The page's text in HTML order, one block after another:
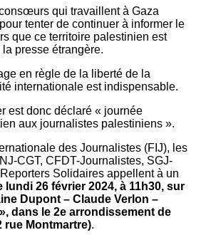
qui travaillent à Gaza
tenter de continuer à informer le
que ce territoire palestinien est
presse étrangère.
en règle de la liberté de la
internationale est indispensable.
est donc déclaré « journée
aux journalistes palestiniens ».
des Journalistes (FIJ), les
CGT, CFDT-Journalistes, SGJ-
Solidaires appellent à un
lundi 26 février 2024, à 11h30, sur
Dupont – Claude Verlon –
dans le 2e arrondissement de
rue Montmartre).